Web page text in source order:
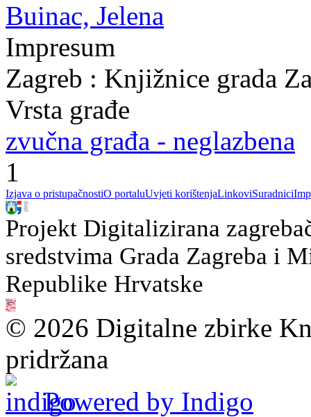
Buinac, Jelena
Impresum
Zagreb : Knjižnice grada
Vrsta građe
zvučna građa - neglazbena
1
Izjava o pristupačnostiO portaluUvjeti korištenjaLinkoviSuradnici
Projekt Digitalizirana
sredstvima Grada Zagreba i
Republike Hrvatske
© 2026 Digitalne zbirke
pridržana
Powered by Indigo